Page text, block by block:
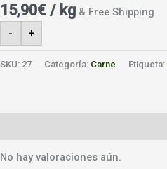
15,90€ / kg & Free Shipping
- +
SKU: 27 Categoría: Carne Etiqueta:
No hay valoraciones aún.